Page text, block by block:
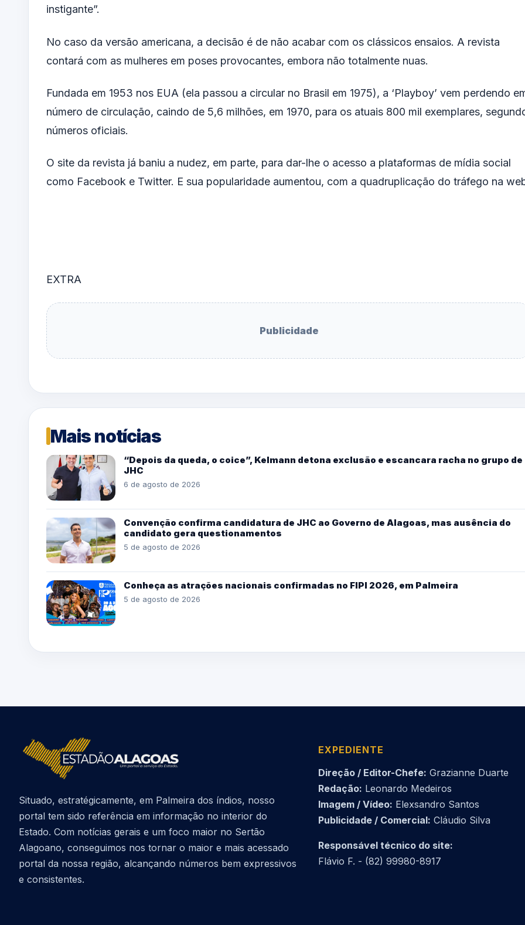
instigante”.
No caso da versão americana, a decisão é de não acabar com os clássicos ensaios. A revista
contará com as mulheres em poses provocantes, embora não totalmente nuas.
Fundada em 1953 nos EUA (ela passou a circular no Brasil em 1975), a ‘Playboy’ vem perdendo
número de circulação, caindo de 5,6 milhões, em 1970, para os atuais 800 mil exemplares,
números oficiais.
O site da revista já baniu a nudez, em parte, para dar-lhe o acesso a plataformas de mídia social
como Facebook e Twitter. E sua popularidade aumentou, com a quadruplicação do tráfego na
EXTRA
Publicidade
Mais notícias
“Depois da queda, o coice”, Kelmann detona exclusão e escancara racha no grupo de
JHC
6 de agosto de 2026
Convenção confirma candidatura de JHC ao Governo de Alagoas, mas ausência do
candidato gera questionamentos
5 de agosto de 2026
Conheça as atrações nacionais confirmadas no FIPI 2026, em Palmeira
5 de agosto de 2026
Situado, estratégicamente, em Palmeira dos índios, nosso
portal tem sido referência em informação no interior do
Estado. Com notícias gerais e um foco maior no Sertão
Alagoano, conseguimos nos tornar o maior e mais acessado
portal da nossa região, alcançando números bem expressivos
e consistentes.
EXPEDIENTE
Direção / Editor-Chefe: Grazianne Duarte
Redação: Leonardo Medeiros
Imagem / Vídeo: Elexsandro Santos
Publicidade / Comercial: Cláudio Silva
Responsável técnico do site:
Flávio F. - (82) 99980-8917